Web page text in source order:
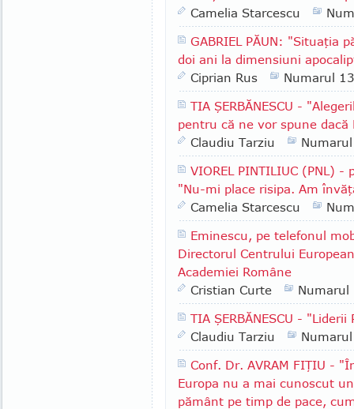
Camelia Starcescu
GABRIEL PĂUN: "Situaţia
doi ani la dimensiuni
Ciprian Rus
Numarul
TIA ŞERBĂNESCU -
pentru că ne vor spune
Claudiu Tarziu
VIOREL PINTILIUC (PNL)
"Nu-mi place risipa. Am
Camelia Starcescu
Eminescu, pe telefonul
Directorul Centrului
Academiei Române
Cristian Curte
Numarul
TIA ŞERBĂNESCU -
Claudiu Tarziu
Conf. Dr. AVRAM FIŢIU -
Europa nu a mai cunoscut
pământ pe timp de pace,